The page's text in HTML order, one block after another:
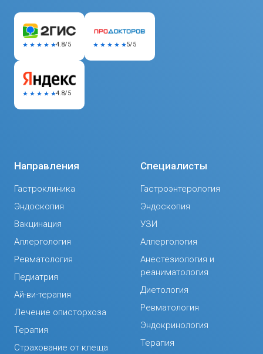
Направления
Гастроклиника
Эндоскопия
Вакцинация
Аллергология
Ревматология
Педиатрия
Ай-ви-терапия
Лечение описторхоза
Терапия
Страхование от клеща
Специалисты
Гастроэнтерология
Эндоскопия
УЗИ
Аллергология
Анестезиология и
реаниматология
Диетология
Ревматология
Эндокринология
Терапия
4.8/5 5/5
4.8/5